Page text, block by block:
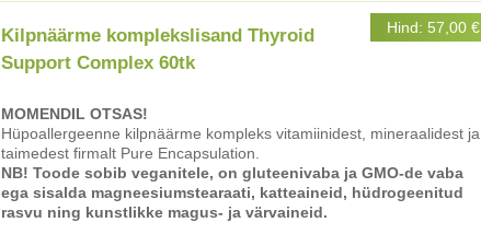
Kilpnäärme komplekslisand Thyroid
Support Complex 60tk
Hind: 57,00 €
MOMENDIL OTSAS!
Hüpoallergeenne kilpnäärme kompleks vitamiinidest, mineraalidest ja
taimedest firmalt Pure Encapsulation.
NB! Toode sobib veganitele, on gluteenivaba ja GMO-de vaba
ega sisalda magneesiumstearaati, katteaineid, hüdrogeenitud
rasvu ning kunstlikke magus- ja värvaineid.